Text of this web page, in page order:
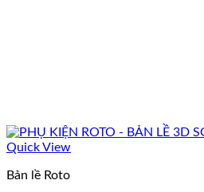
Quick View
Bản lề Roto